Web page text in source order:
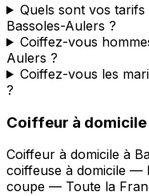
Quels sont vos
Bassoles-Aulers ?
Coiffez-vous
Aulers ?
Coiffez-vous les
?
Coiffeur à domicile
Coiffeur à domicile à
coiffeuse à domicile —
coupe — Toute la